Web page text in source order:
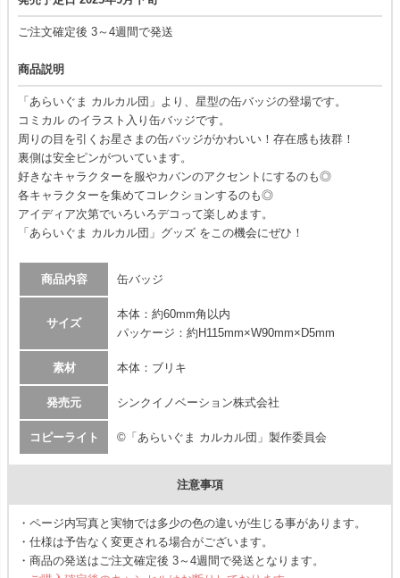
ご注文確定後 3～4週間で発送
商品説明
「あらいぐま カルカル団」より、星型の缶バッジの登場です。
コミカル のイラスト入り缶バッジです。
周りの目を引くお星さまの缶バッジがかわいい！存在感も抜群！
裏側は安全ピンがついています。
好きなキャラクターを服やカバンのアクセントにするのも◎
各キャラクターを集めてコレクションするのも◎
アイディア次第でいろいろデコって楽しめます。
「あらいぐま カルカル団」グッズ をこの機会にぜひ！
商品内容 缶バッジ
サイズ
本体：約60mm角以内
パッケージ：約H115mm×W90mm×D5mm
素材 本体：ブリキ
発売元 シンクイノベーション株式会社
コピーライト ©「あらいぐま カルカル団」製作委員会
注意事項
・ページ内写真と実物では多少の色の違いが生じる事があります。
・仕様は予告なく変更される場合がございます。
・商品の発送はご注文確定後 3～4週間で発送となります。